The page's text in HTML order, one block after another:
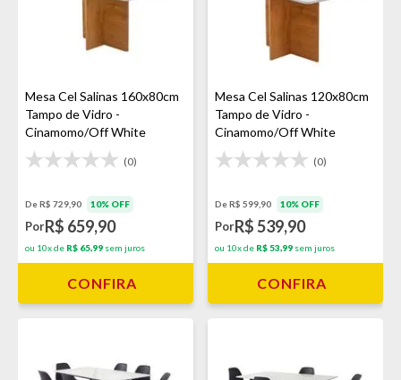
Mesa Cel Salinas 160x80cm
Tampo de Vidro -
Cinamomo/Off White
(0)
De R$ 729,90 10% OFF
PorR$ 659,90
ou 10x de R$ 65,99 sem juros
CONFIRA
Mesa Cel Salinas 120x80cm
Tampo de Vidro -
Cinamomo/Off White
(0)
De R$ 599,90 10% OFF
PorR$ 539,90
ou 10x de R$ 53,99 sem juros
CONFIRA